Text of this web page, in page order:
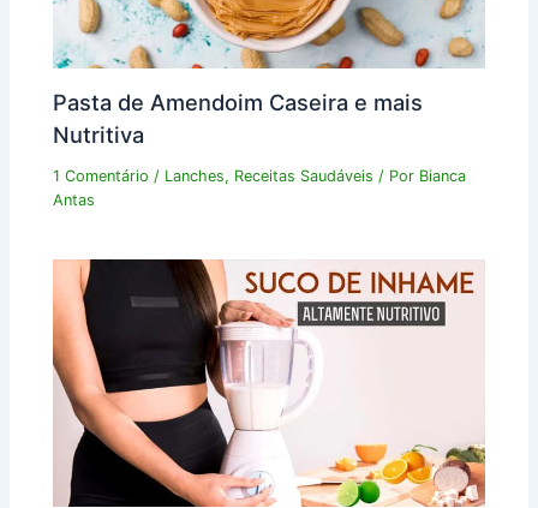
Pasta de Amendoim Caseira e mais
Nutritiva
1 Comentário / Lanches, Receitas Saudáveis / Por Bianca
Antas